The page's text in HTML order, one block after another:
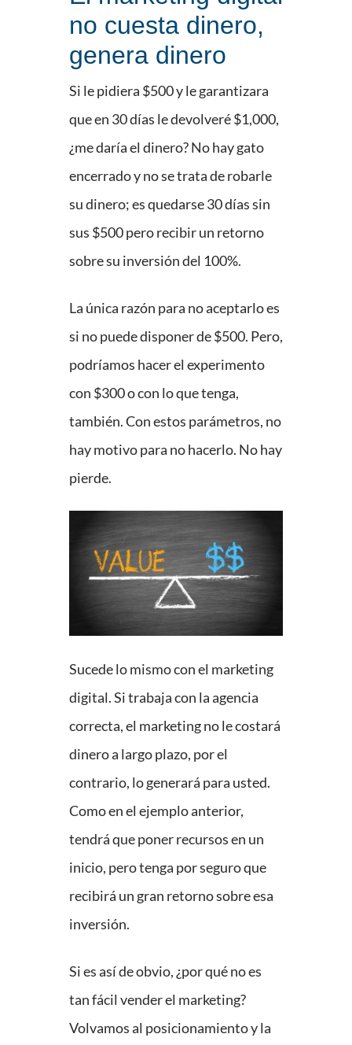
no cuesta dinero,
genera dinero
Si le pidiera $500 y le garantizara
que en 30 días le devolveré $1,000,
¿me daría el dinero? No hay gato
encerrado y no se trata de robarle
su dinero; es quedarse 30 días sin
sus $500 pero recibir un retorno
sobre su inversión del 100%.
La única razón para no aceptarlo es
si no puede disponer de $500. Pero,
podríamos hacer el experimento
con $300 o con lo que tenga,
también. Con estos parámetros, no
hay motivo para no hacerlo. No hay
pierde.
Sucede lo mismo con el marketing
digital. Si trabaja con la agencia
correcta, el marketing no le costará
dinero a largo plazo, por el
contrario, lo generará para usted.
Como en el ejemplo anterior,
tendrá que poner recursos en un
inicio, pero tenga por seguro que
recibirá un gran retorno sobre esa
inversión.
Si es así de obvio, ¿por qué no es
tan fácil vender el marketing?
Volvamos al posicionamiento y la